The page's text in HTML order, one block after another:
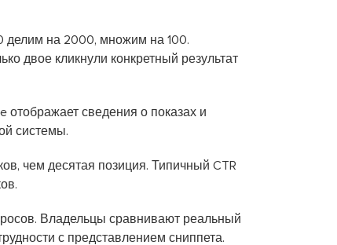
делим на 2000, множим на 100.
двое кликнули конкретный результат
сведения о показах и
системы.
чем десятая позиция. Типичный CTR
Владельцы сравнивают реальный
с представлением сниппета.